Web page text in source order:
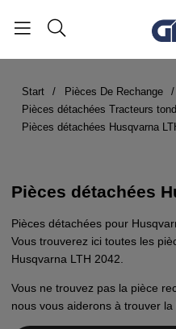
Start
Pièces De Rechange
Pièces détachées Tracteurs
Pièces détachées Husqvarna
Pièces détachées
Pièces détachées pour
Vous trouverez ici toutes les
Husqvarna LTH 2042.
Vous ne trouvez pas la pièce
nous vous aiderons à trouver la